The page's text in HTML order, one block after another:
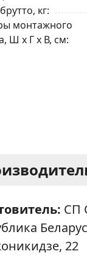
кг
монтажного
Ш x Г x В, см
СП
22